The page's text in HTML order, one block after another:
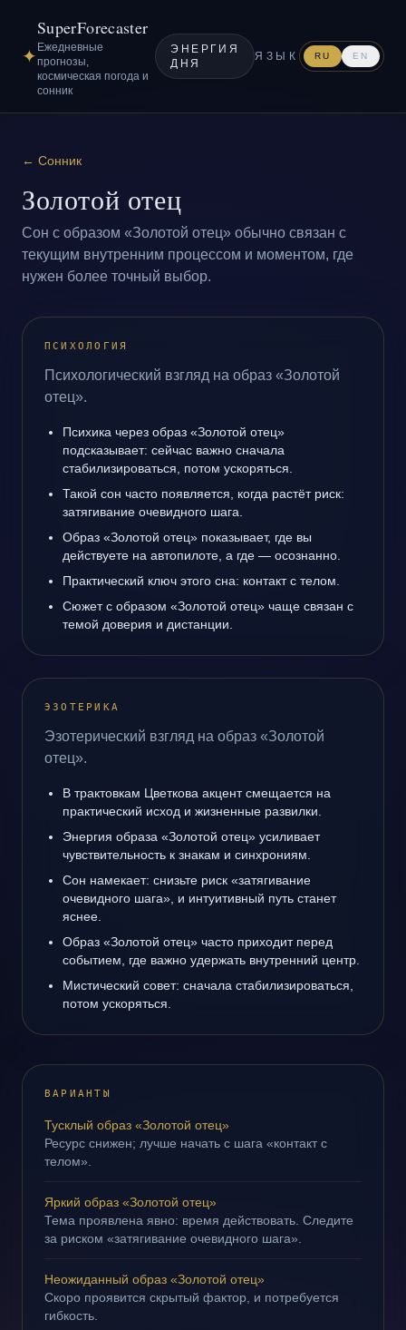
✦
SuperForecaster
Ежедневные
прогнозы,
космическая погода и
сонник
ЭНЕРГИЯ
ДНЯ
ЯЗЫК RU EN
← Сонник
Золотой отец
Сон с образом «Золотой отец» обычно связан с
текущим внутренним процессом и моментом, где
нужен более точный выбор.
ПСИХОЛОГИЯ
Психологический взгляд на образ «Золотой
отец».
Психика через образ «Золотой отец»
подсказывает: сейчас важно сначала
стабилизироваться, потом ускоряться.
Такой сон часто появляется, когда растёт риск:
затягивание очевидного шага.
Образ «Золотой отец» показывает, где вы
действуете на автопилоте, а где — осознанно.
Практический ключ этого сна: контакт с телом.
Сюжет с образом «Золотой отец» чаще связан с
темой доверия и дистанции.
ЭЗОТЕРИКА
Эзотерический взгляд на образ «Золотой
отец».
В трактовкам Цветкова акцент смещается на
практический исход и жизненные развилки.
Энергия образа «Золотой отец» усиливает
чувствительность к знакам и синхрониям.
Сон намекает: снизьте риск «затягивание
очевидного шага», и интуитивный путь станет
яснее.
Образ «Золотой отец» часто приходит перед
событием, где важно удержать внутренний центр.
Мистический совет: сначала стабилизироваться,
потом ускоряться.
ВАРИАНТЫ
Тусклый образ «Золотой отец»
Ресурс снижен; лучше начать с шага «контакт с
телом».
Яркий образ «Золотой отец»
Тема проявлена явно: время действовать. Следите
за риском «затягивание очевидного шага».
Неожиданный образ «Золотой отец»
Скоро проявится скрытый фактор, и потребуется
гибкость.